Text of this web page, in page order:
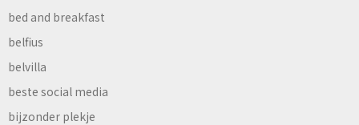
bed and breakfast
belfius
belvilla
beste social media
bijzonder plekje